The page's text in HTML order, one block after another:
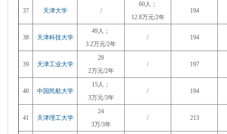
37 天津大学 /
60人；
12.8万元/2年
194
38 天津科技大学
49人；
3.2万元/2年
/ 194
39 天津工业大学
28
2万元/2年
/ 197
40 中国民航大学
15人；
3万元/3年
/ 194
41 天津理工大学
24
3万/3年
/ 213